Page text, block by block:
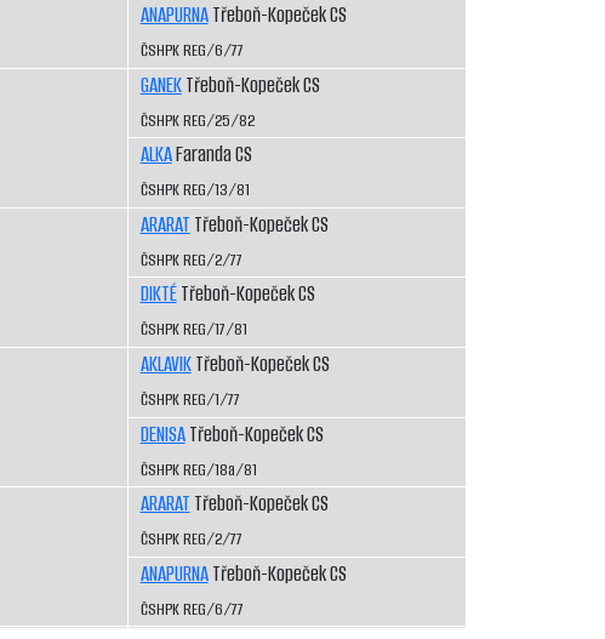
ANAPURNATřeboň-Kopeček CS
ČSHPK REG/6/77
GANEKTřeboň-Kopeček CS
ČSHPK REG/25/82
ALKAFaranda CS
ČSHPK REG/13/81
ARARAT Třeboň-Kopeček CS
ČSHPK REG/2/77
DIKTÉTřeboň-Kopeček CS
ČSHPK REG/17/81
AKLAVIKTřeboň-Kopeček CS
ČSHPK REG/1/77
DENISATřeboň-Kopeček CS
ČSHPK REG/18a/81
ARARAT Třeboň-Kopeček CS
ČSHPK REG/2/77
ANAPURNATřeboň-Kopeček CS
ČSHPK REG/6/77